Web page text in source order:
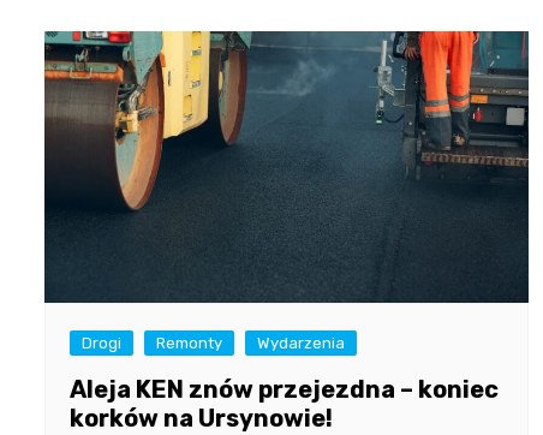
Drogi Remonty Wydarzenia
Aleja KEN znów przejezdna – koniec
korków na Ursynowie!